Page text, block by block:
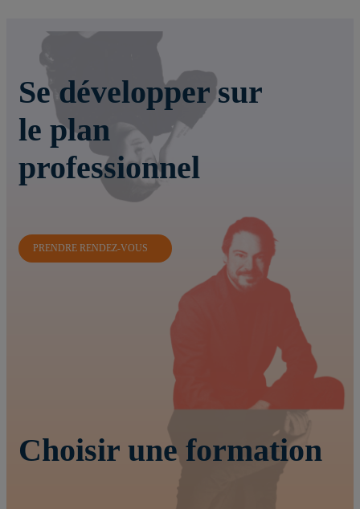
Se développer sur
le plan
professionnel
PRENDRE RENDEZ-VOUS
Choisir une formation